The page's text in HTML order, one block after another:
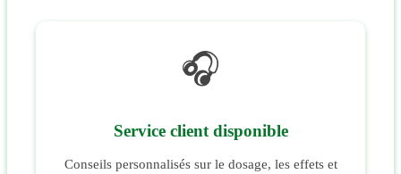
🎧
Service client disponible
Conseils personnalisés sur le dosage, les effets et